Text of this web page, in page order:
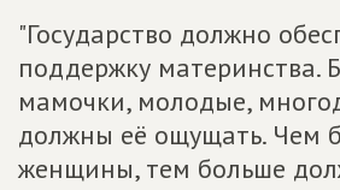
"Государство должно
поддержку материнства.
мамочки, молодые,
должны её ощущать. Чем
женщины, тем больше